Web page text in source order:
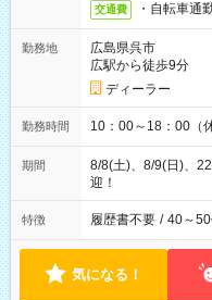
交通費 ・自転車通
勤務地
広島県呉市
広駅から徒歩9分
ディーラー
勤務時間 10：00～18：00（
期間
8/8(土)、8/9(日)、
迎！
特徴 履歴書不要 / 40～
気になる！